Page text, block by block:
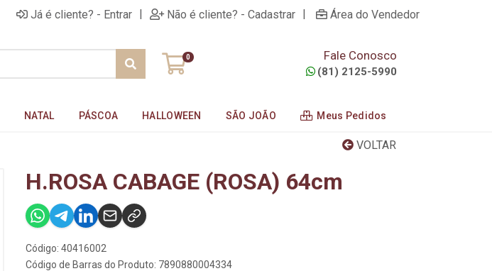
Já é cliente? - Entrar | Não é cliente? - Cadastrar | Área do Vendedor
0 Fale Conosco
(81) 2125-5990
NATAL PÁSCOA HALLOWEEN SÃO JOÃO Meus Pedidos
VOLTAR
H.ROSA CABAGE (ROSA) 64cm
Código: 40416002
Código de Barras do Produto: 7890880004334